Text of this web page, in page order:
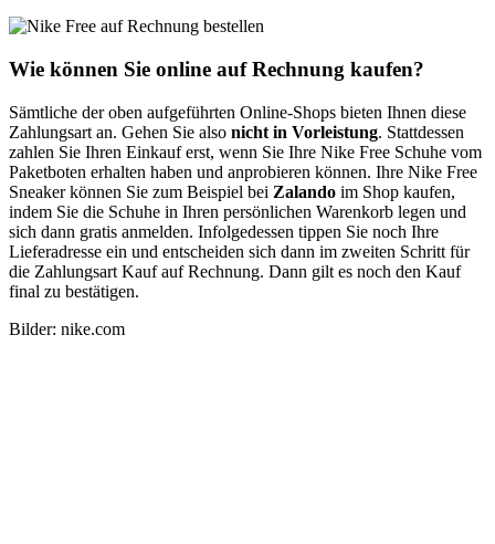
Wie können Sie online auf Rechnung kaufen?
Sämtliche der oben aufgeführten Online-Shops bieten Ihnen diese
Zahlungsart an. Gehen Sie also nicht in Vorleistung. Stattdessen
zahlen Sie Ihren Einkauf erst, wenn Sie Ihre Nike Free Schuhe vom
Paketboten erhalten haben und anprobieren können. Ihre Nike Free
Sneaker können Sie zum Beispiel bei Zalando im Shop kaufen,
indem Sie die Schuhe in Ihren persönlichen Warenkorb legen und
sich dann gratis anmelden. Infolgedessen tippen Sie noch Ihre
Lieferadresse ein und entscheiden sich dann im zweiten Schritt für
die Zahlungsart Kauf auf Rechnung. Dann gilt es noch den Kauf
final zu bestätigen.
Bilder: nike.com